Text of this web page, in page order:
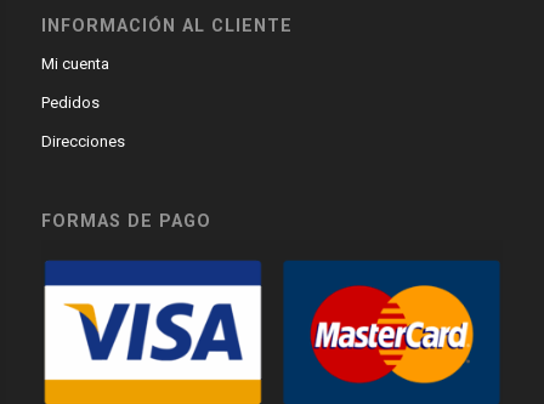
INFORMACIÓN AL CLIENTE
Mi cuenta
Pedidos
Direcciones
FORMAS DE PAGO